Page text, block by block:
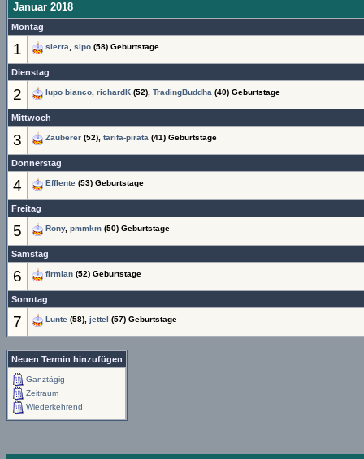
Januar 2018
Montag
1 sierra sipo (58) Geburtstage
Dienstag
2 lupo bianco richardK (52), TradingBuddha (40) Geburtstage
Mittwoch
3 Zauberer (52), tarifa-pirata (41) Geburtstage
Donnerstag
4 Efflente (53) Geburtstage
Freitag
5 Rony, pmmkm (50) Geburtstage
Samstag
6 firmian (52) Geburtstage
Sonntag
7 Lunte (58), jettel (57) Geburtstage
Neuen Termin hinzufügen
Ganztägig
Zeitraum
Wiederkehrend